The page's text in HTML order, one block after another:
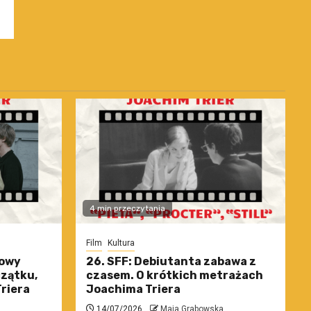
4 min przeczytania
Film Kultura
26. SFF: Debiutanta zabawa z
czasem. O krótkich metrażach
Joachima Triera
14/07/2026 Maja Grabowska